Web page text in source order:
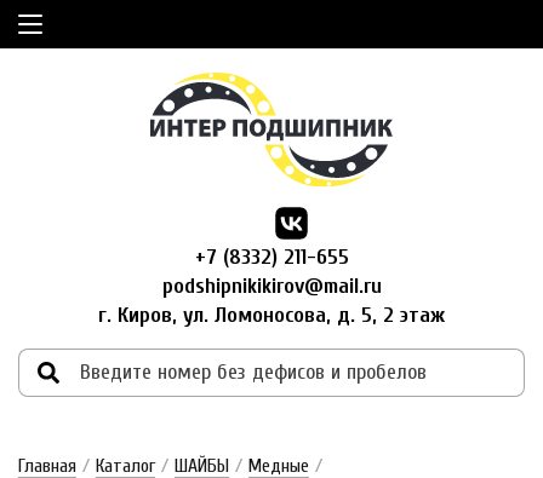
+7 (8332) 211-655
podshipnikikirov@mail.ru
г. Киров, ул. Ломоносова, д. 5, 2 этаж
Главная / Каталог / ШАЙБЫ / Медные /